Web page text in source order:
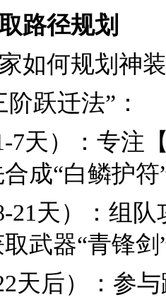
路径规划
如何规划神
跃迁法”：
7天）：专注
成“白鳞护
21天）：组
武器“青锋剑
天后）：参